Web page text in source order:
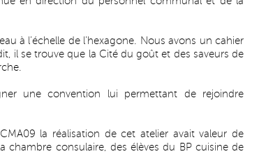
à l’échelle de l’hexagone. Nous avons un cahier
il se trouve que la Cité du goût et des saveurs de
une convention lui permettant de rejoindre
la réalisation de cet atelier avait valeur de
consulaire, des élèves du BP cuisine de